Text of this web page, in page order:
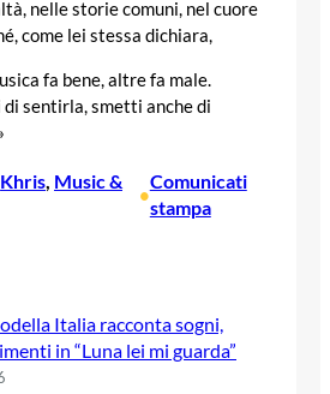
nelle storie comuni, nel cuore
come lei stessa dichiara,
fa bene, altre fa male.
sentirla, smetti anche di
Khris, Music &
•
Comunicati
stampa
Italia racconta sogni,
in “Luna lei mi guarda”